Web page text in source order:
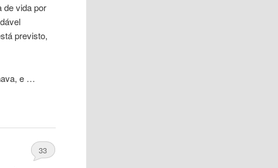
devida por
previsto,
e …
33